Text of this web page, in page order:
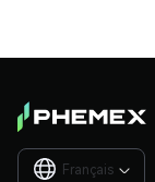
Français 